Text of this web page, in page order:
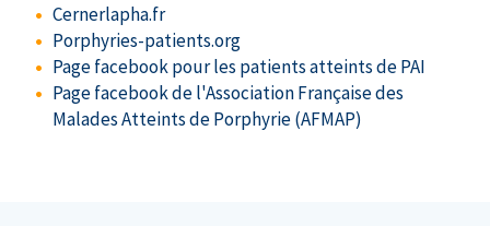
Cernerlapha.fr
Porphyries-patients.org
Page facebook pour les patients atteints de PAI
Page facebook de l'Association Française des
Malades Atteints de Porphyrie (AFMAP)